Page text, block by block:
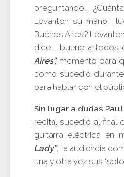
preguntando…
Levanten su mano”,
Buenos Aires?
dice…, bueno a todos
Aires”, momento para
como sucedió
para hablar con el
Sin lugar a dudas
recital sucedió al final
guitarra eléctrica en
Lady”, la audiencia
una y otra vez sus